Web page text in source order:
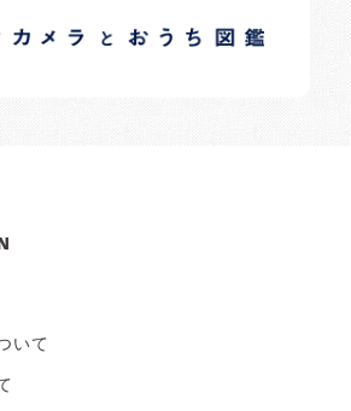
新中です。
いて